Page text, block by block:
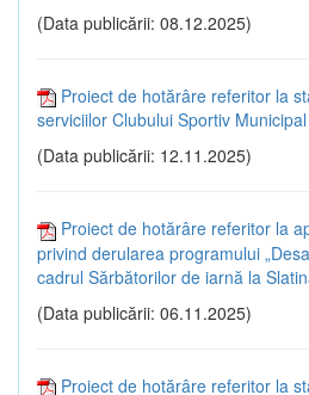
(Data publicării: 08.12.2025)
Proiect de hotărâre referitor la
serviciilor Clubului Sportiv
(Data publicării: 12.11.2025)
Proiect de hotărâre referitor la
privind derularea programului
cadrul Sărbătorilor de iarnă la
(Data publicării: 06.11.2025)
Proiect de hotărâre referitor la